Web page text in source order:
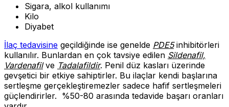
Sigara, alkol kullanımı
Kilo
Diyabet
İlaç tedavisine geçildiğinde ise genelde PDE5inhibitörleri
kullanılır. Bunlardan en çok tavsiye edilen Sildenafil,
Vardenafilve Tadalafildir. Penil düz kasları üzerinde
gevşetici bir etkiye sahiptirler. Bu ilaçlar kendi başlarına
sertleşme gerçekleştiremezler sadece hafif sertleşmeleri
güçlendirirler. %50-80 arasında tedavide başarı oranları